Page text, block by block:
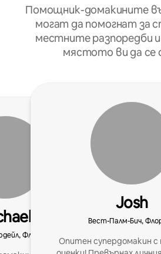
Помощник-домакините
могат да помогнат за
местните разпоредби
мястото ви да се
Флорида
Josh
Вест-Палм-Бич,
Опитен супердомакин с